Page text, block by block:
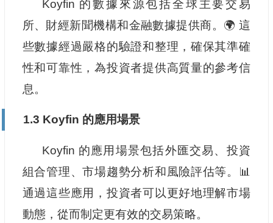
Koyfin 的數據來源包括全球主要交易
所、財經新聞機構和金融數據提供商。🌍 這
些數據經過嚴格的驗證和整理，確保其準確
性和可靠性，為投資者提供高質量的參考信
息。
1.3 Koyfin 的應用場景
Koyfin 的應用場景包括外匯交易、投資
組合管理、市場趨勢分析和風險評估等。📊
通過這些應用，投資者可以更好地理解市場
動態，從而制定更有效的交易策略。